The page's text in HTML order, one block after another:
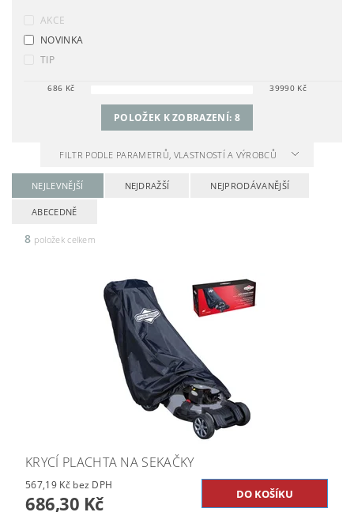
AKCE
NOVINKA
TIP
686 Kč 39990Kč
POLOŽEK K ZOBRAZENÍ: 8
FILTR PODLE PARAMETRŮ, VLASTNOSTÍ A VÝROBCŮ
NEJLEVNĚJŠÍ NEJDRAŽŠÍ NEJPRODÁVANĚJŠÍ
ABECEDNĚ
8 položek celkem
KRYCÍ PLACHTA NA SEKAČKY
567,19 Kč bez DPH
686,30 Kč